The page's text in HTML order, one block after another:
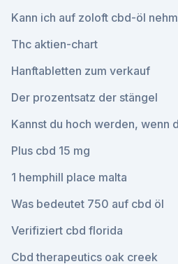
Kann ich auf zoloft cbd-öl
Thc aktien-chart
Hanftabletten zum verkauf
Der prozentsatz der stängel
Kannst du hoch werden, wenn
Plus cbd 15 mg
1 hemphill place malta
Was bedeutet 750 auf cbd öl
Verifiziert cbd florida
Cbd therapeutics oak creek